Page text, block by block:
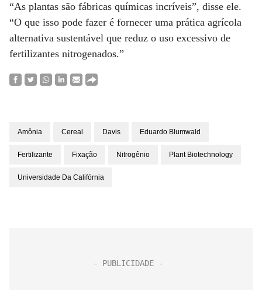
“As plantas são fábricas químicas incríveis”, disse ele.
“O que isso pode fazer é fornecer uma prática agrícola
alternativa sustentável que reduz o uso excessivo de
fertilizantes nitrogenados.”
Amônia Cereal Davis Eduardo Blumwald
Fertilizante Fixação Nitrogênio Plant Biotechnology
Universidade Da Califórnia